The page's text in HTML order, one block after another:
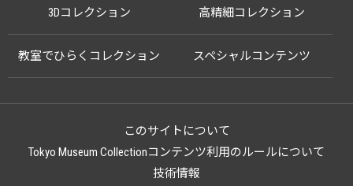
3Dコレクション 高精細コレクション
教室でひらくコレクション スペシャルコンテンツ
このサイトについて
Tokyo Museum Collectionコンテンツ利用のルールについて
技術情報